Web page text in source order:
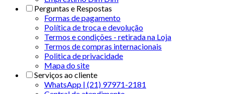
Perguntas e Respostas
Formas de pagamento
Política de troca e devolução
Termos e condições - retirada na Loja
Termos de compras internacionais
Politica de privacidade
Mapa do site
Serviços ao cliente
WhatsApp | (21) 97971-2181